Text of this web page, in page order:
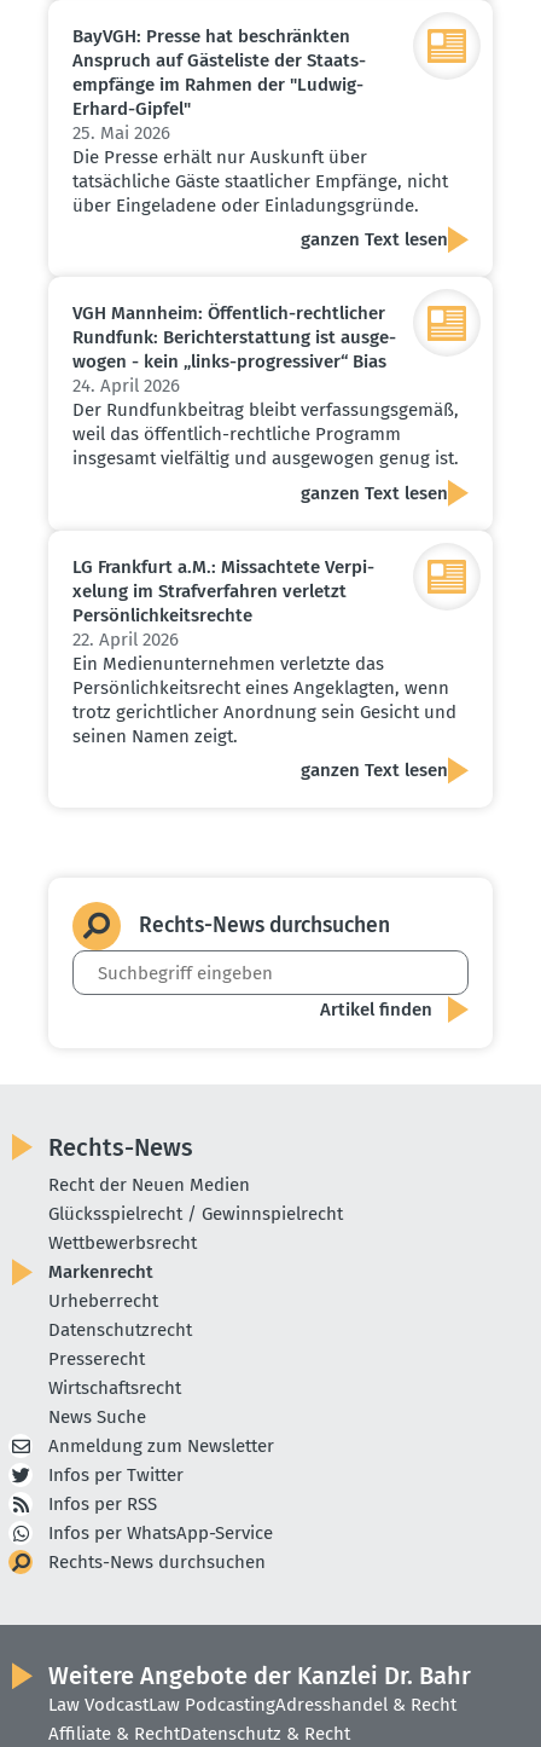
BayVGH: Presse hat beschränkten
Anspruch auf Gäste­liste der Staats­
emp­fänge im Rahmen der "Ludwig-
Erhard-Gipfel"
25. Mai 2026
Die Presse erhält nur Auskunft über
tatsächliche Gäste staatlicher Empfänge, nicht
über Eingeladene oder Einladungsgründe.
ganzen Text lesen
VGH Mannheim: Öffentlich-recht­licher
Rundfunk: Bericht­erstattung ist ausge­
wogen - kein „links-progres­siver“ Bias
24. April 2026
Der Rundfunkbeitrag bleibt verfassungsgemäß,
weil das öffentlich-rechtliche Programm
insgesamt vielfältig und ausgewogen genug ist.
ganzen Text lesen
LG Frankfurt a.M.: Missachtete Verpi­
xelung im Straf­ver­fahren verletzt
Persön­lich­keits­rechte
22. April 2026
Ein Medienunternehmen verletzte das
Persönlichkeitsrecht eines Angeklagten, wenn
trotz gerichtlicher Anordnung sein Gesicht und
seinen Namen zeigt.
ganzen Text lesen
Rechts-News durch­suchen
Rechts-News
Recht der Neuen Medien
Glücksspielrecht / Gewinnspielrecht
Wettbewerbsrecht
Markenrecht
Urheberrecht
Datenschutzrecht
Presserecht
Wirtschaftsrecht
News Suche
Anmeldung zum Newsletter
Infos per Twitter
Infos per RSS
Infos per WhatsApp-Service
Rechts-News durchsuchen
Weitere Angebote der Kanzlei Dr. Bahr
Law VodcastLaw PodcastingAdresshandel & Recht
Affiliate & RechtDatenschutz & Recht